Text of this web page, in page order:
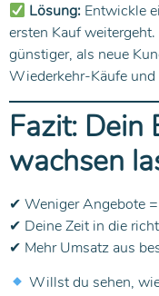
Lösung: Entwickle
ersten Kauf
günstiger, als neue
Wiederkehr-Käufe
Fazit: Dein
wachsen
✔ Weniger Angebote
✔ Deine Zeit in die
✔ Mehr Umsatz aus
Willst du sehen,